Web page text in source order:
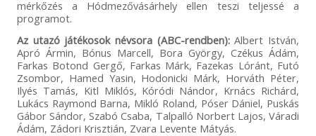
mérkőzés a Hódmezővásárhely ellen teszi teljessé a
programot.
Az utazó játékosok névsora (ABC-rendben):Albert István,
Apró Ármin, Bónus Marcell, Bora György, Czékus Ádám,
Farkas Botond Gergő, Farkas Márk, Fazekas Lóránt, Futó
Zsombor, Hamed Yasin, Hodonicki Márk, Horváth Péter,
Ilyés Tamás, Kitl Miklós, Kóródi Nándor, Krnács Richárd,
Lukács Raymond Barna, Mikló Roland, Póser Dániel, Puskás
Gábor Sándor, Szabó Csaba, Talpalló Norbert Lajos, Váradi
Ádám, Zádori Krisztián, Zvara Levente Mátyás.